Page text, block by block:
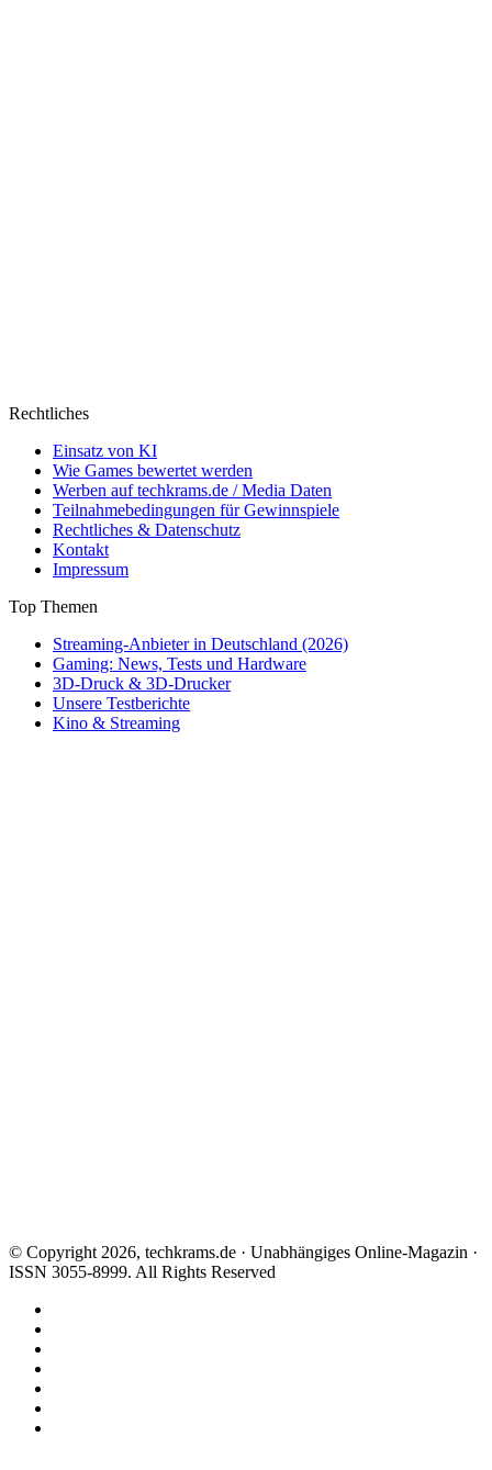
Rechtliches
Einsatz von KI
Wie Games bewertet werden
Werben auf techkrams.de / Media Daten
Teilnahmebedingungen für Gewinnspiele
Rechtliches & Datenschutz
Kontakt
Impressum
Top Themen
Streaming-Anbieter in Deutschland (2026)
Gaming: News, Tests und Hardware
3D-Druck & 3D-Drucker
Unsere Testberichte
Kino & Streaming
© Copyright 2026, techkrams.de · Unabhängiges Online-Magazin ·
ISSN 3055-8999. All Rights Reserved